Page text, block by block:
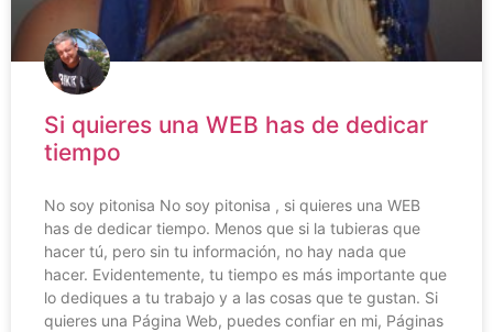
Si quieres una WEB has de dedicar
tiempo
No soy pitonisa No soy pitonisa , si quieres una WEB
has de dedicar tiempo. Menos que si la tubieras que
hacer tú, pero sin tu información, no hay nada que
hacer. Evidentemente, tu tiempo es más importante que
lo dediques a tu trabajo y a las cosas que te gustan. Si
quieres una Página Web, puedes confiar en mi, Páginas